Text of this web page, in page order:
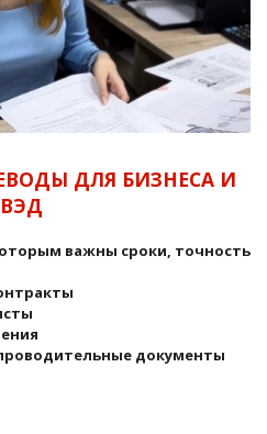
ДЛЯ БИЗНЕСА И
ВЭД
важны сроки, точность
документы